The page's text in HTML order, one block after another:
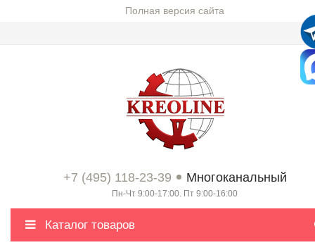
Полная версия сайта
+7 (495) 118-23-39 Многоканальный
Пн-Чт 9:00-17:00. Пт 9:00-16:00
Каталог товаров